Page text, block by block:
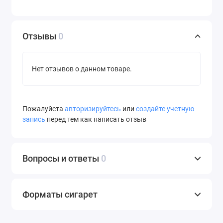
Отзывы 0
Нет отзывов о данном товаре.
Пожалуйста авторизируйтесь или создайте учетную
запись перед тем как написать отзыв
Вопросы и ответы 0
Форматы сигарет